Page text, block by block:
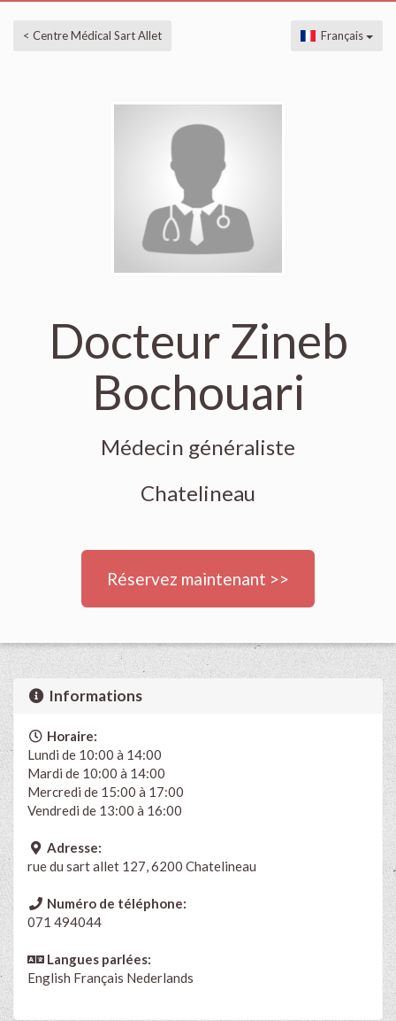
< Centre Médical Sart Allet Français
Docteur Zineb
Bochouari
Médecin généraliste
Chatelineau
Réservez maintenant >>
Informations
Horaire:
Lundi de 10:00 à 14:00
Mardi de 10:00 à 14:00
Mercredi de 15:00 à 17:00
Vendredi de 13:00 à 16:00
Adresse:
rue du sart allet 127, 6200 Chatelineau
Numéro de téléphone:
071 494044
Langues parlées:
English Français Nederlands